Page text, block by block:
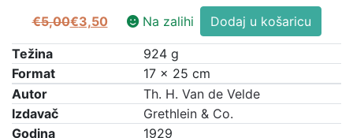
€5,00
Izvorna
cijena
bila
je:
€5,00.
€3,50
Trenutna
cijena
je:
€3,50.
Na zalihi
Der
Ehespiegel
Dodaj u košaricu
Težina
924 g
Format
17 × 25 cm
Autor
Th. H. Van de Velde
Izdavač
Grethlein & Co.
Godina
1929